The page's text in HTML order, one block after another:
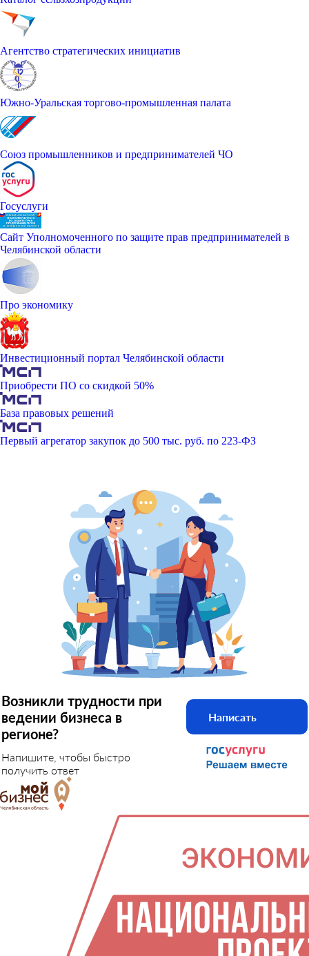
Агентство стратегических инициатив
Южно-Уральская торгово-промышленная палата
Союз промышленников и предпринимателей ЧО
Госуслуги
Сайт Уполномоченного по защите прав предпринимателей в
Челябинской области
Про экономику
Инвестиционный портал Челябинской области
Приобрести ПО со скидкой 50%
База правовых решений
Первый агрегатор закупок до 500 тыс. руб. по 223-ФЗ
Возникли трудности при
ведении бизнеса в
регионе?
Напишите, чтобы быстро
получить ответ
Написать